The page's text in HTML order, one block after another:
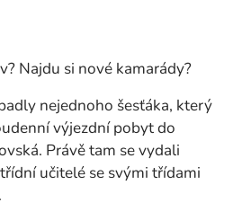
Najdu si nové kamarády?
nejednoho šesťáka, který
výjezdní pobyt do
Právě tam se vydali
učitelé se svými třídami